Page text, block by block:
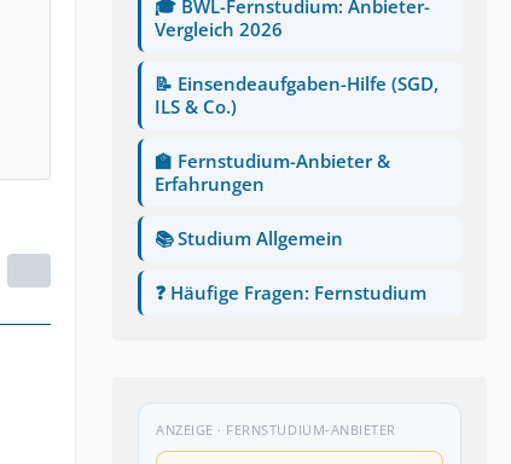
🎓 BWL-Fernstudium: Anbieter-
Vergleich 2026
📝 Einsendeaufgaben-Hilfe (SGD,
ILS & Co.)
🏫 Fernstudium-Anbieter &
Erfahrungen
📚 Studium Allgemein
❓ Häufige Fragen: Fernstudium
ANZEIGE · FERNSTUDIUM-ANBIETER